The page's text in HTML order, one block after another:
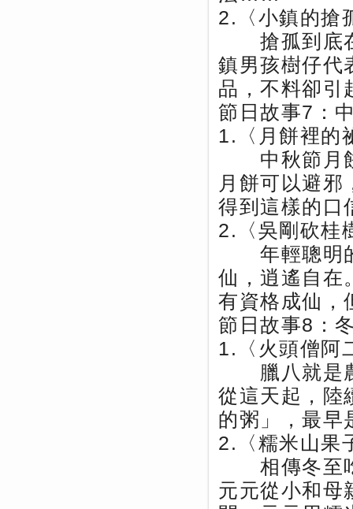
2.〈小鎮的搶
搶孤到底在
鎮男孩樹仔代
品，不料卻
節日故事7：
1.〈月餅裡的
中秋節月餅
月餅可以避
得到這樣的口
2.〈吳剛砍桂
年輕聰明的
仙，逍遙自在
有資格成仙
節日故事8：
1.〈火頭僧阿
臘八就是農
從這天起，陸
的粥」，最
2.〈糯米山果
相傳冬至吃
元元從小和母